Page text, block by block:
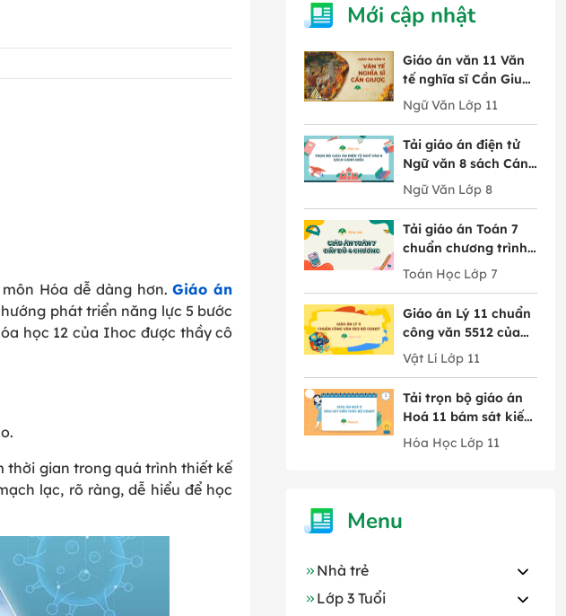
Hóa dễ dàng hơn.Giáo án
phát triển năng lực 5 bước
học 12 của Ihoc được thầy cô
thời gian trong quá trình thiết kế
lạc, rõ ràng, dễ hiểu để học
Mới cập nhật
Giáo án văn 11 Văn
tế nghĩa sĩ Cần Giuộc
tác giả Nguyễn Đình
Chiểu
Ngữ Văn Lớp 11
Tải giáo án điện tử
Ngữ văn 8 sách Cánh
Diều đầy đủ 10 bài
Ngữ Văn Lớp 8
Tải giáo án Toán 7
chuẩn chương trình
mới chi tiết 4 chương
Toán Học Lớp 7
Giáo án Lý 11 chuẩn
công văn 5512 của
Bộ GD&ĐT trọn bộ
cả năm
Vật Lí Lớp 11
Tải trọn bộ giáo án
Hoá 11 bám sát kiến
thức Bộ GD&ĐT mới
Hóa Học Lớp 11
Menu
Nhà trẻ
Lớp 3 Tuổi